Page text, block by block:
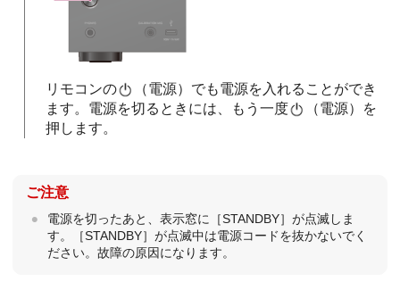
リモコンの
（電源）でも電源を入れることができ
ます。電源を切るときには、もう一度
（電源）を
押します。
ご注意
電源を切ったあと、表示窓に［STANDBY］が点滅しま
す。［STANDBY］が点滅中は電源コードを抜かないでく
ださい。故障の原因になります。